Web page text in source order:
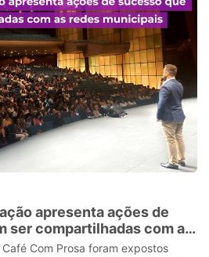
apresenta ações de
ser compartilhadas com as
Com Prosa foram expostos